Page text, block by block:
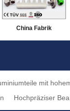
China Fabrik
Präzisionsdrehen,
Fräsbearbeitung
mit
Hochpräziser